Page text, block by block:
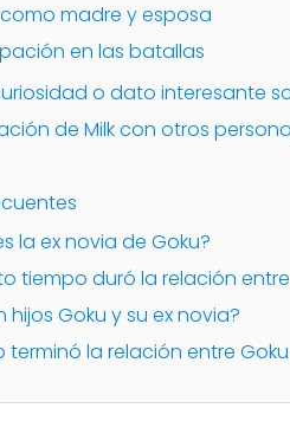
madre y esposa
en las batallas
o dato interesante
de Milk con otros
la ex novia de Goku?
tiempo duró la relación
hijos Goku y su ex novia?
terminó la relación entre